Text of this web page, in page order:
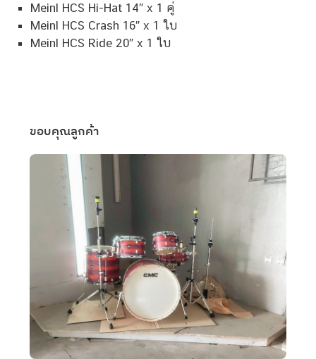
Meinl HCS Hi-Hat 14″ x 1 คู่
Meinl HCS Crash 16″ x 1 ใบ
Meinl HCS Ride 20″ x 1 ใบ
ขอบคุณลูกค้า